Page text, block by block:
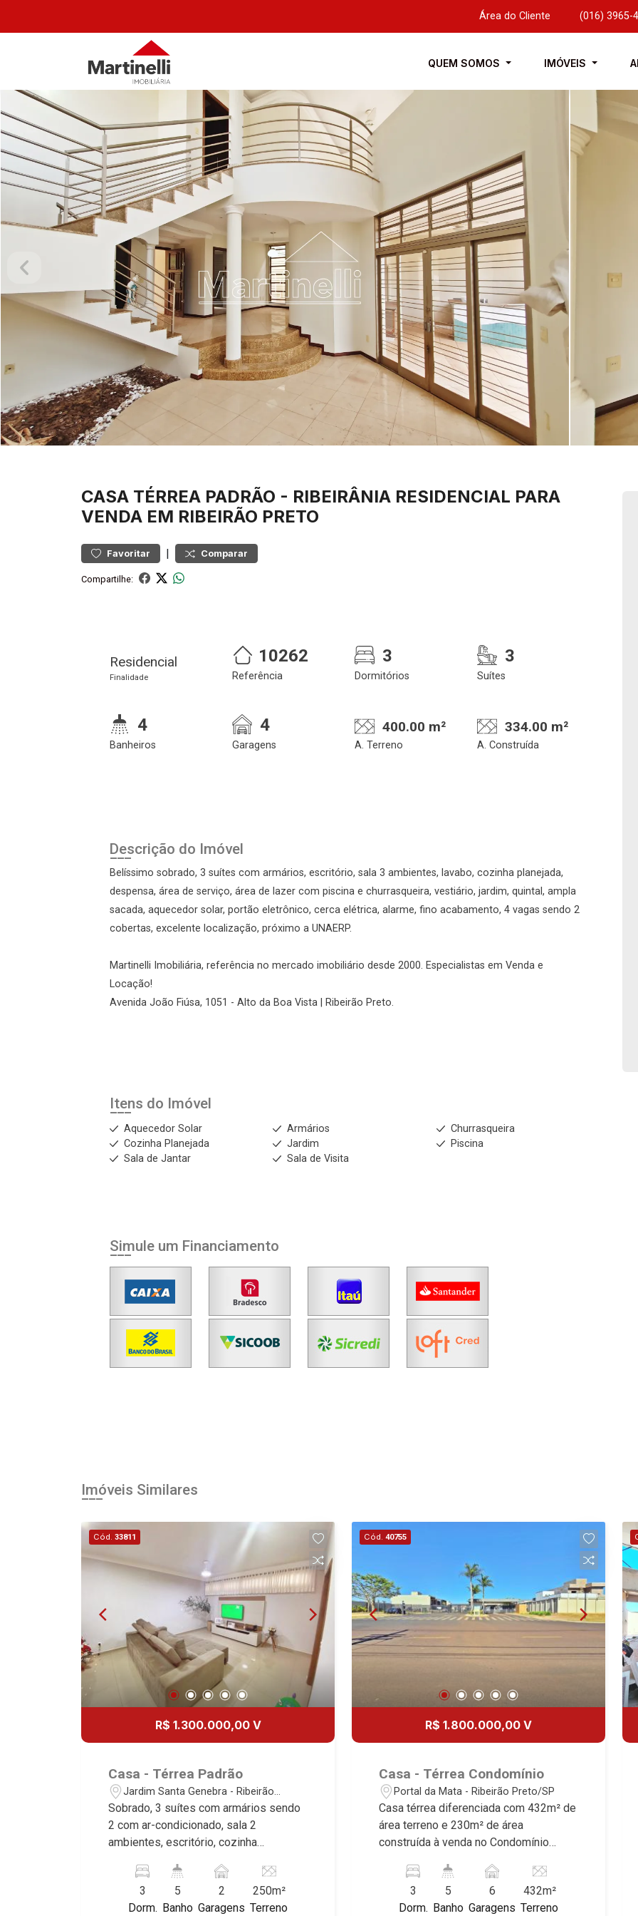
Área do Cliente (016) 3965-
QUEM SOMOS IMÓVEIS
CASA TÉRREA PADRÃO - RIBEIRÂNIA RESIDENCIAL PARA
VENDA EM RIBEIRÃO PRETO
Favoritar | Comparar
Compartilhe:
Residencial
Finalidade
10262
Referência
3
Dormitórios
3
Suítes
4
Banheiros
4
Garagens
400.00 m²
A. Terreno
334.00 m²
A. Construída
Descrição do Imóvel
Belíssimo sobrado, 3 suítes com armários, escritório, sala 3 ambientes, lavabo, cozinha planejada,
despensa, área de serviço, área de lazer com piscina e churrasqueira, vestiário, jardim, quintal, ampla
sacada, aquecedor solar, portão eletrônico, cerca elétrica, alarme, fino acabamento, 4 vagas sendo 2
cobertas, excelente localização, próximo a UNAERP.
Martinelli Imobiliária, referência no mercado imobiliário desde 2000. Especialistas em Venda e
Locação!
Avenida João Fiúsa, 1051 - Alto da Boa Vista | Ribeirão Preto.
Itens do Imóvel
Aquecedor Solar Armários
Churrasqueira
Cozinha Planejada
Jardim
Piscina
Sala de Jantar
Sala de Visita
Simule um Financiamento
Onde deseja encontrar
Continuar
Confirmar dados da
Fazer Agendamento
Realize o login
Login
Esqueci minha senha
Cadastre-se
Agendar Visita
Imóveis Similares
Cód. 33811
R$ 1.300.000,00 V
Casa - Térrea Padrão
Jardim Santa Genebra - Ribeirão
Preto/SP
Sobrado, 3 suítes com armários sendo
2 com ar-condicionado, sala 2
ambientes, escritório, cozinha
gourmet com churrasqueira, piscina
aquecida, iluminação, 2 vagas,
excelente localização, próximo ao
3
Dorm.
5
Banho
2
Garagens
250m²
Terreno
Cód. 40755
R$ 1.800.000,00 V
Casa - Térrea Condomínio
Portal da Mata - Ribeirão Preto/SP
Casa térrea diferenciada com 432m² de
área terreno e 230m² de área
construída à venda no Condomínio
Shopping Iguatemi - Bairro Portal da
Mata, Ribeirão Preto/SP. Conheça as
características deste imóvel que a
3
Dorm.
5
Banho
6
Garagens
432m²
Terreno